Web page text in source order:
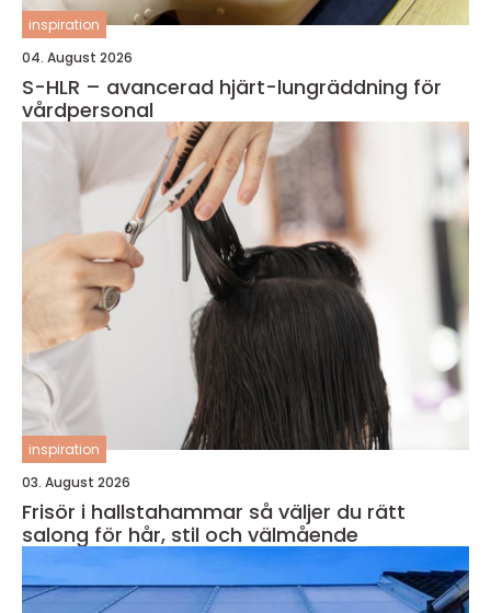
inspiration
04. August 2026
S-HLR – avancerad hjärt-lungräddning för
vårdpersonal
inspiration
03. August 2026
Frisör i hallstahammar så väljer du rätt
salong för hår, stil och välmående